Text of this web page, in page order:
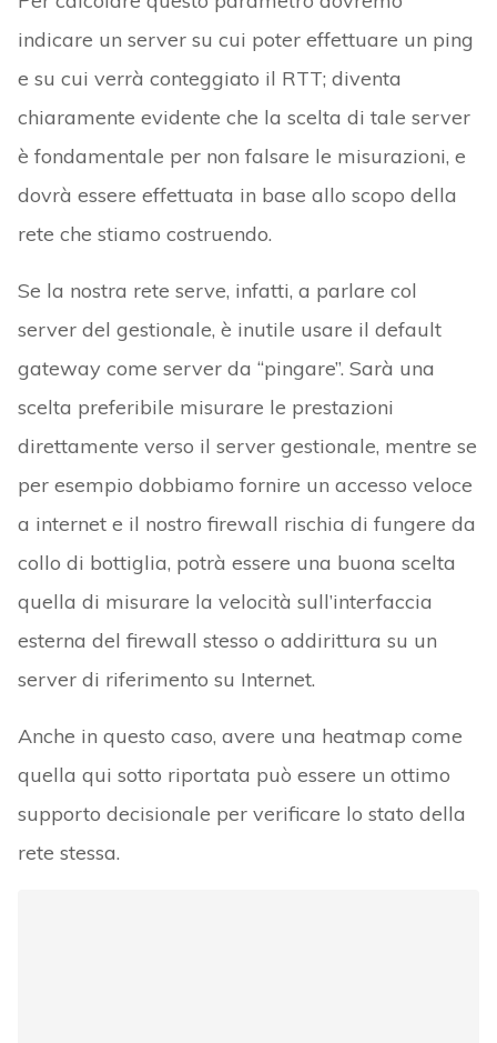
indicare un server su cui poter effettuare un ping
e su cui verrà conteggiato il RTT; diventa
chiaramente evidente che la scelta di tale server
è fondamentale per non falsare le misurazioni, e
dovrà essere effettuata in base allo scopo della
rete che stiamo costruendo.
Se la nostra rete serve, infatti, a parlare col
server del gestionale, è inutile usare il default
gateway come server da “pingare”. Sarà una
scelta preferibile misurare le prestazioni
direttamente verso il server gestionale, mentre se
per esempio dobbiamo fornire un accesso veloce
a internet e il nostro firewall rischia di fungere da
collo di bottiglia, potrà essere una buona scelta
quella di misurare la velocità sull’interfaccia
esterna del firewall stesso o addirittura su un
server di riferimento su Internet.
Anche in questo caso, avere una heatmap come
quella qui sotto riportata può essere un ottimo
supporto decisionale per verificare lo stato della
rete stessa.